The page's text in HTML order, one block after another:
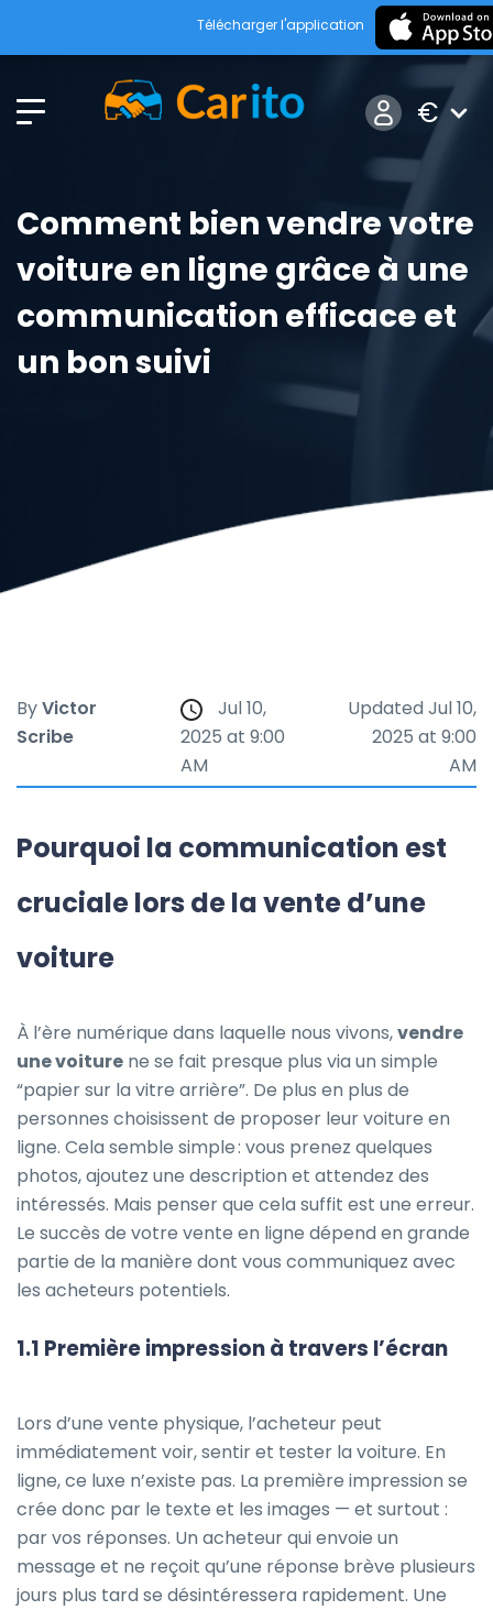
Télécharger l'application
€
Comment bien vendre votre
voiture en ligne grâce à une
communication efficace et
un bon suivi
ByVictor
Scribe
Jul 10,
2025 at 9:00
AM
Updated Jul 10,
2025 at 9:00
AM
Pourquoi la communication est
cruciale lors de la vente d’une
voiture
À l’ère numérique dans laquelle nous vivons,vendre
une voiture ne se fait presque plus via un simple
“papier sur la vitre arrière”. De plus en plus de
personnes choisissent de proposer leur voiture en
ligne. Cela semble simple : vous prenez quelques
photos, ajoutez une description et attendez des
intéressés. Mais penser que cela suffit est une erreur.
Le succès de votre vente en ligne dépend en grande
partie de la manière dont vous communiquez avec
les acheteurs potentiels.
1.1 Première impression à travers l’écran
Lors d’une vente physique, l’acheteur peut
immédiatement voir, sentir et tester la voiture. En
ligne, ce luxe n’existe pas. La première impression se
crée donc par le texte et les images — et surtout :
par vos réponses. Un acheteur qui envoie un
message et ne reçoit qu’une réponse brève plusieurs
jours plus tard se désintéressera rapidement. Une